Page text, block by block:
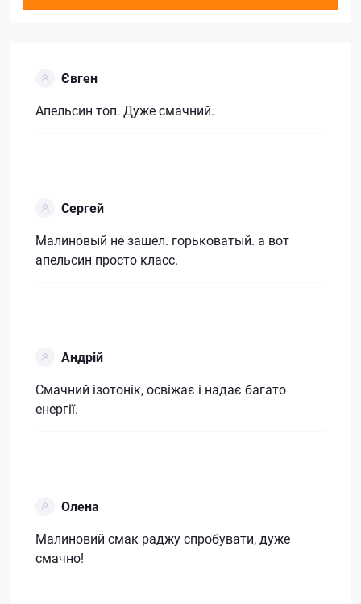
Євген
Апельсин топ. Дуже смачний.
Сергей
Малиновый не зашел. горьковатый. а вот
апельсин просто класс.
Андрій
Смачний ізотонік, освіжає і надає багато
енергії.
Олена
Малиновий смак раджу спробувати, дуже
смачно!